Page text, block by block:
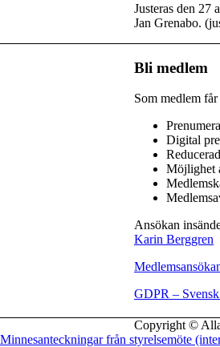
Justeras den 27
Jan Grenabo.
Bli medlem
Som medlem får
Digital
Möjlighet
Ansökan
Karin Berggren
GDPR –
Copyright © Alla
Minnesanteckningar från styrelsemöte